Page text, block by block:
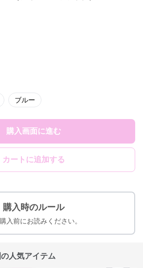
ブルー
購入画面に進む
カートに追加する
購入時のルール
入前にお読みください。
人気アイテム